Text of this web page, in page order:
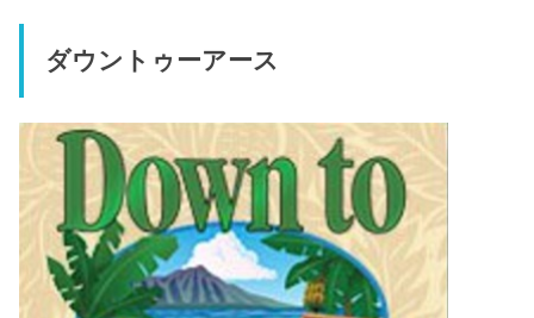
ダウントゥーアース